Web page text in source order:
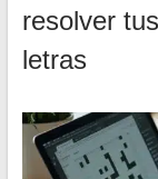
resolver
letras